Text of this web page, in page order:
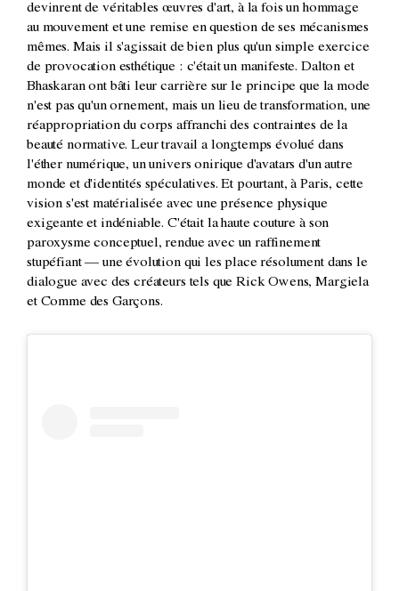
devinrent de véritables œuvres d'art, à la fois un hommage
au mouvement et une remise en question de ses mécanismes
mêmes. Mais il s'agissait de bien plus qu'un simple exercice
de provocation esthétique : c'était un manifeste. Dalton et
Bhaskaran ont bâti leur carrière sur le principe que la mode
n'est pas qu'un ornement, mais un lieu de transformation, une
réappropriation du corps affranchi des contraintes de la
beauté normative. Leur travail a longtemps évolué dans
l'éther numérique, un univers onirique d'avatars d'un autre
monde et d'identités spéculatives. Et pourtant, à Paris, cette
vision s'est matérialisée avec une présence physique
exigeante et indéniable. C'était la haute couture à son
paroxysme conceptuel, rendue avec un raffinement
stupéfiant — une évolution qui les place résolument dans le
dialogue avec des créateurs tels que Rick Owens, Margiela
et Comme des Garçons.